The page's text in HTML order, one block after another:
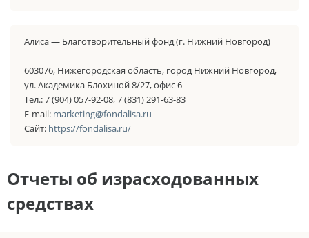
Алиса — Благотворительный фонд (г. Нижний Новгород)
603076, Нижегородская область, город Нижний Новгород,
ул. Академика Блохиной 8/27, офис 6
Тел.: 7 (904) 057-92-08, 7 (831) 291-63-83
E-mail: marketing@fondalisa.ru
Сайт: https://fondalisa.ru/
Отчеты об израсходованных
средствах